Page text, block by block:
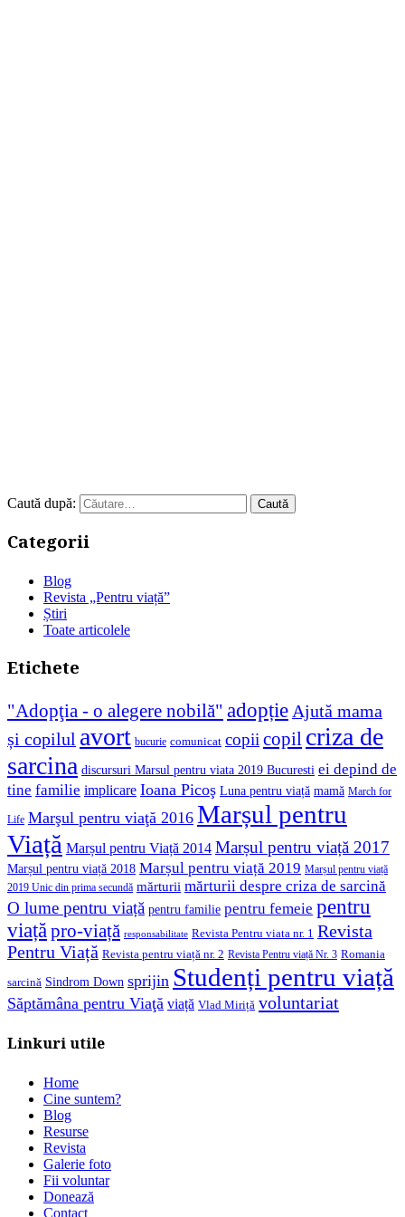
Caută după:
Categorii
Blog
Revista „Pentru viață”
Știri
Toate articolele
Etichete
"Adopţia - o alegere nobilă" adopțieAjută mama
și copilul avort bucurie comunicat copiicopil criza de
sarcina discursuri Marsul pentru viata 2019 Bucuresti ei depind de
tine familie implicare Ioana Picoş Luna pentru viață mamă March for
Life Marşul pentru viaţă 2016 Marșul pentru
Viață Marșul pentru Viață 2014 Marșul pentru viață 2017
Marșul pentru viață 2018 Marșul pentru viață 2019 Marșul pentru viață
2019 Unic din prima secundă mărturii mărturii despre criza de sarcină
O lume pentru viață pentru familie pentru femeie pentru
viațăpro-viață responsabilitate Revista Pentru viata nr. 1 Revista
Pentru Viață Revista pentru viață nr. 2 Revista Pentru viață Nr. 3 Romania
sarcină Sindrom Down sprijin Studenți pentru viață
Săptămâna pentru Viaţă viață Vlad Miriță voluntariat
Linkuri utile
Home
Cine suntem?
Blog
Resurse
Revista
Galerie foto
Fii voluntar
Donează
Contact